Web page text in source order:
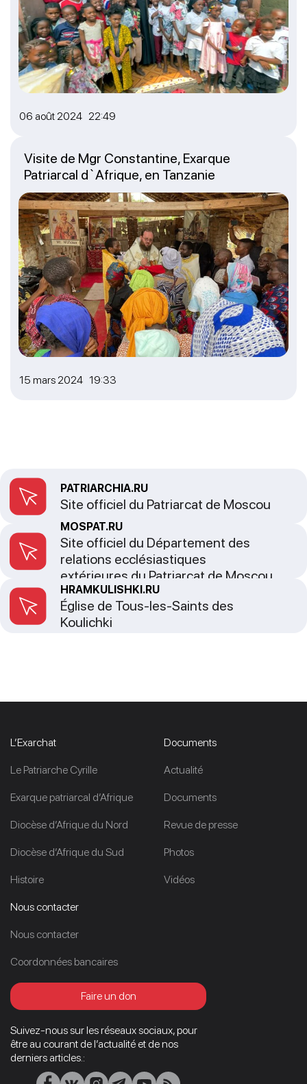
06 août 2024 22:49
15 mars 2024 19:33
Visite de Mgr Constantine, Exarque
Patriarcal d`Afrique, en Tanzanie
PATRIARCHIA.RU
Site officiel du Patriarcat de Moscou
MOSPAT.RU
Site officiel du Département des
relations ecclésiastiques
extérieures du Patriarcat de Moscou
HRAMKULISHKI.RU
Église de Tous-les-Saints des
Koulichki
L’Exarchat
Le Patriarche Cyrille
Exarque patriarcal d’Afrique
Diocèse d’Afrique du Nord
Diocèse d’Afrique du Sud
Histoire
Documents
Actualité
Documents
Revue de presse
Photos
Vidéos
Nous contacter
Nous contacter
Coordonnées bancaires
Faire un don
Suivez-nous sur les réseaux sociaux, pour
être au courant de l’actualité et de nos
derniers articles.: